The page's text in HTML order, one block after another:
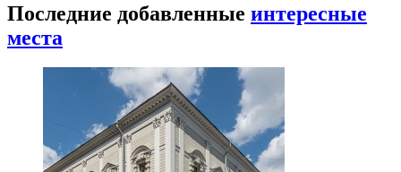
Последние добавленные интересные
места